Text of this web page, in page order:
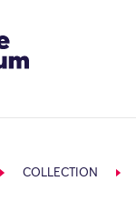
COLLECTION